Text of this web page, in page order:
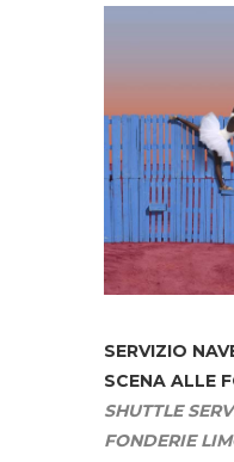
SERVIZIO
SCENA ALLE
SHUTTLE
FONDERIE